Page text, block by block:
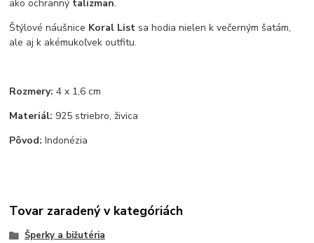
ako ochranný talizman.
Štýlové náušnice Koral List sa hodia nielen k večerným šatám,
ale aj k akémukoľvek outfitu.
Rozmery: 4 x 1,6 cm
Materiál: 925 striebro, živica
Pôvod:Indonézia
Tovar zaradený v kategóriách
Šperky a bižutéria